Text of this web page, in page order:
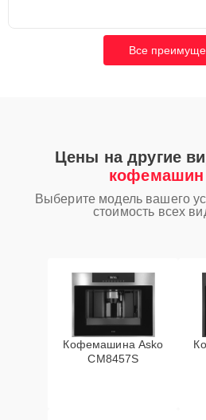
Все
Цены на другие
кофемашин
Выберите модель вашего
стоимость всех
Кофемашина Asko
CM8457S